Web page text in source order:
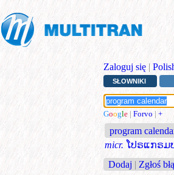
Zaloguj się |
SŁOWNIKI
Google | Forvo | +
program
micr. ໂປຣແກຣມ
Dodaj | Zgłoś